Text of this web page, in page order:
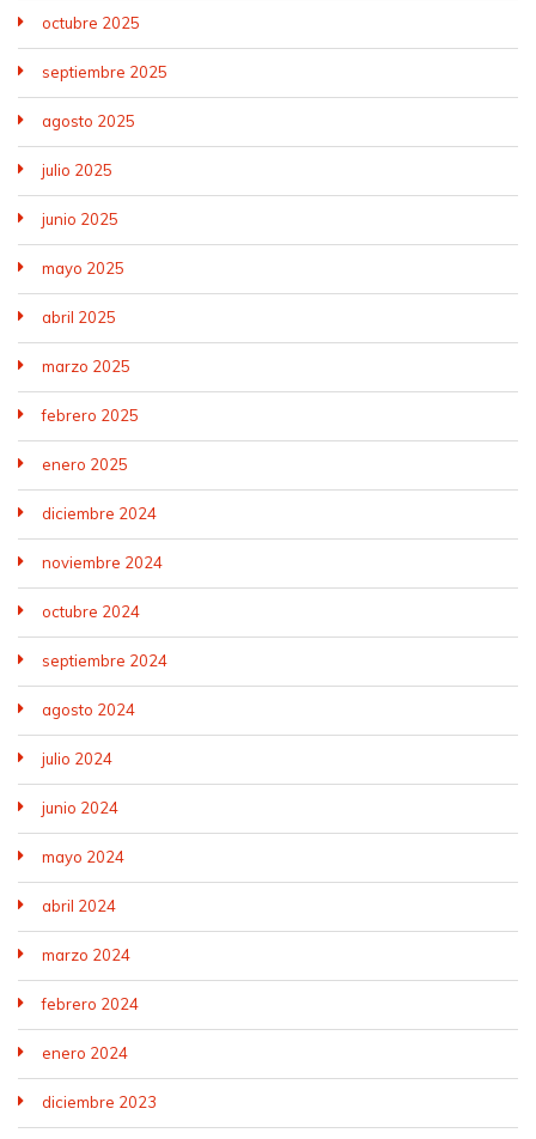
octubre 2025
septiembre 2025
agosto 2025
julio 2025
junio 2025
mayo 2025
abril 2025
marzo 2025
febrero 2025
enero 2025
diciembre 2024
noviembre 2024
octubre 2024
septiembre 2024
agosto 2024
julio 2024
junio 2024
mayo 2024
abril 2024
marzo 2024
febrero 2024
enero 2024
diciembre 2023